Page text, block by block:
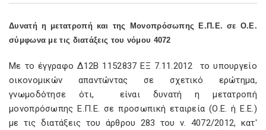
Δυνατή η μετατροπή και της Μονοπρόσωπης Ε.Π.Ε. σε Ο.Ε.
σύμφωνα με τις διατάξεις του νόμου 4072
Με το έγγραφο Δ12Β 1152837 ΕΞ 7.11.2012 το υπουργείο
οικονομικών απαντώντας σε σχετικό ερώτημα,
γνωμοδότησε ότι, είναι δυνατή η μετατροπή
μονοπρόσωπης Ε.Π.Ε. σε προσωπική εταιρεία (Ο.Ε. ή Ε.Ε.)
με τις διατάξεις του άρθρου 283 του ν. 4072/2012, κατ'